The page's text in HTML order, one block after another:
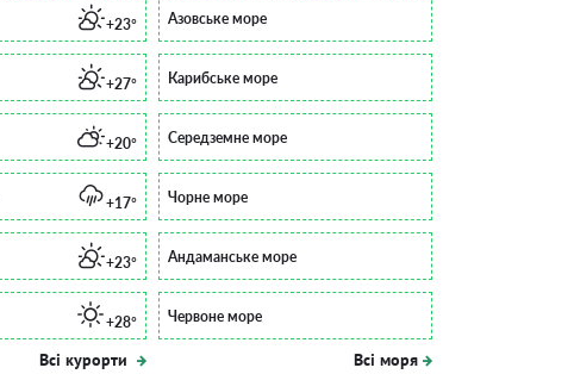
+23°
+27°
+20°
+17°
+23°
+28°
Всі курорти
Азовське море
Карибське море
Середземне море
Чорне море
Андаманське море
Червоне море
Всі моря